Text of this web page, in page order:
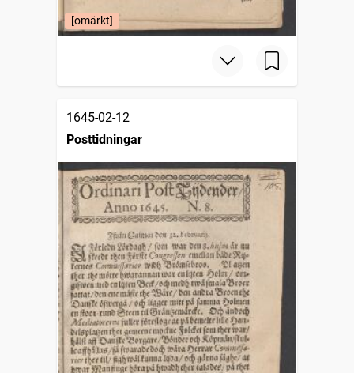
[omärkt]
1645-02-12
Posttidningar